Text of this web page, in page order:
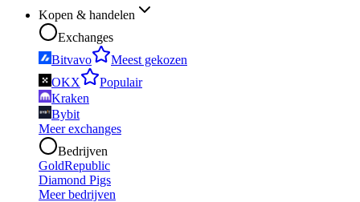
Kopen & handelen
Exchanges
Bitvavo
Meest gekozen
OKX
Populair
Kraken
Bybit
Meer exchanges
Bedrijven
GoldRepublic
Diamond Pigs
Meer bedrijven